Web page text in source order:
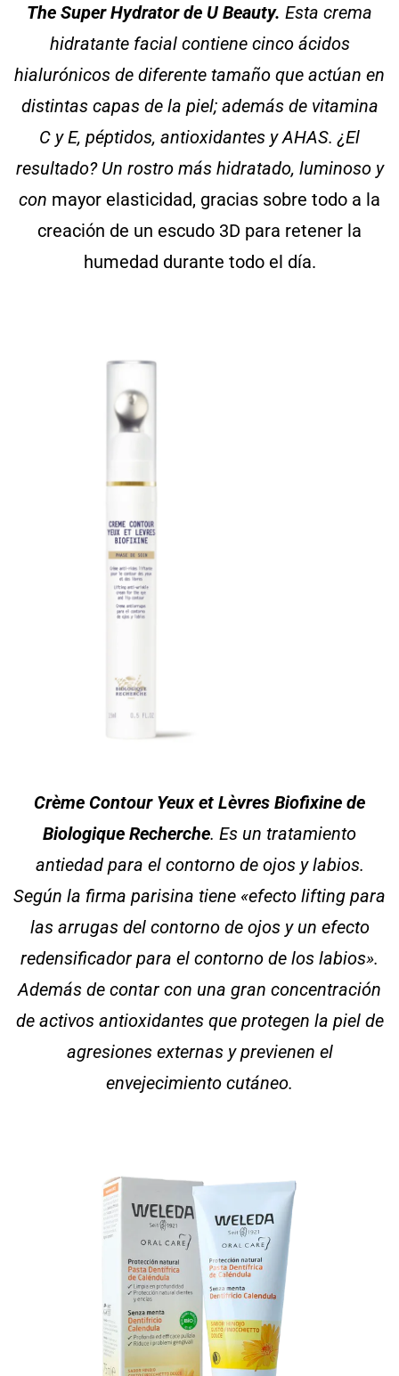
The Super Hydrator de U Beauty. Esta crema
hidratante facial contiene cinco ácidos
hialurónicos de diferente tamaño que actúan en
distintas capas de la piel; además de vitamina
C y E, péptidos, antioxidantes y AHAS. ¿El
resultado? Un rostro más hidratado, luminoso y
con mayor elasticidad, gracias sobre todo a la
creación de un escudo 3D para retener la
humedad durante todo el día.
Crème Contour Yeux et Lèvres Biofixine de
Biologique Recherche. Es un tratamiento
antiedad para el contorno de ojos y labios.
Según la firma parisina tiene «efecto lifting para
las arrugas del contorno de ojos y un efecto
redensificador para el contorno de los labios».
Además de contar con una gran concentración
de activos antioxidantes que protegen la piel de
agresiones externas y previenen el
envejecimiento cutáneo.